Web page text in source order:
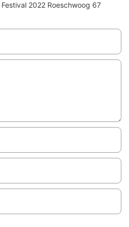
2022 Roeschwoog 67